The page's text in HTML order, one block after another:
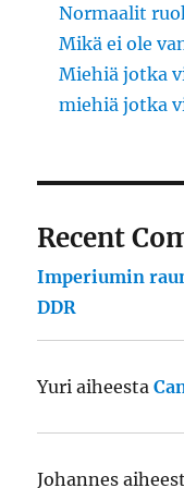
Normaalit
Mikä ei ole
Miehiä jotka
miehiä jotka
Recent
Imperiumin
DDR
Yuri aiheesta
Johannes